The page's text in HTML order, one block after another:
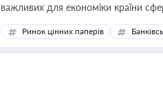
важливих для економіки країни
Ринок цінних паперів